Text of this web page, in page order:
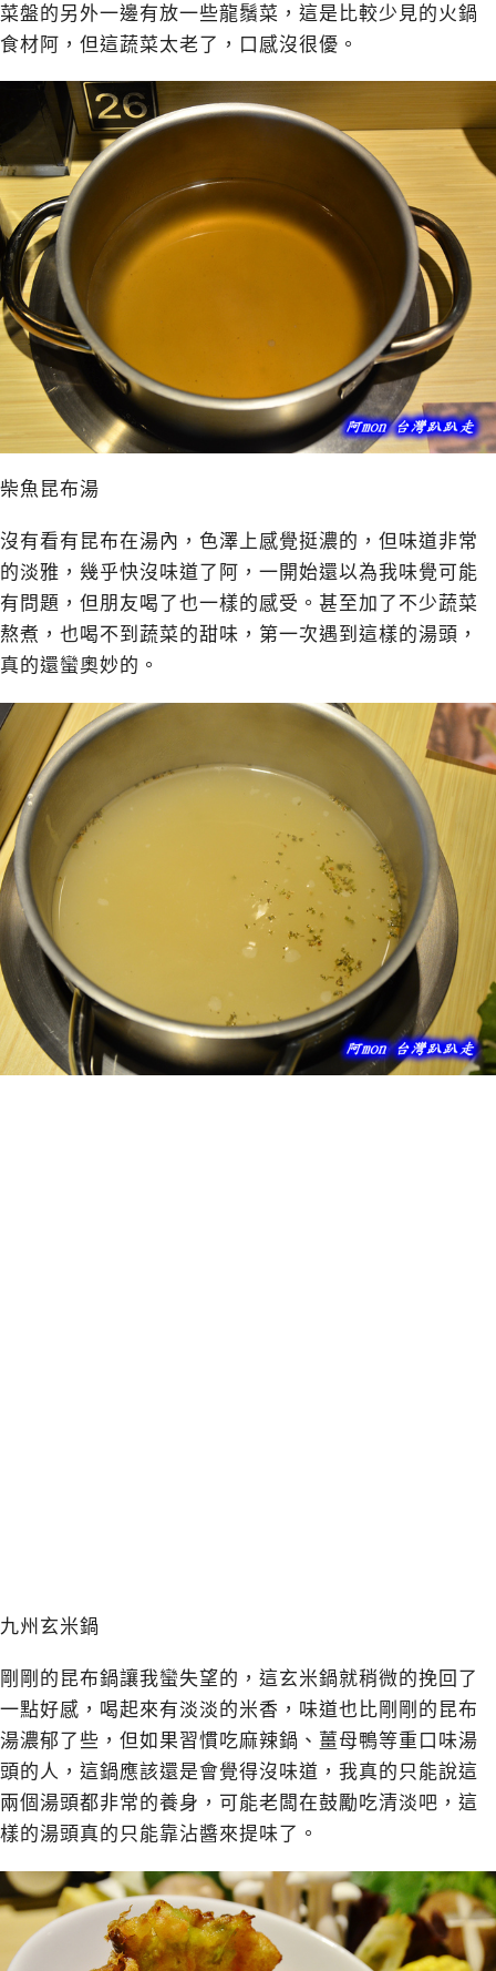
菜盤的另外一邊有放一些龍鬚菜，這是比較少見的火鍋
食材阿，但這蔬菜太老了，口感沒很優。
柴魚昆布湯
沒有看有昆布在湯內，色澤上感覺挺濃的，但味道非常
的淡雅，幾乎快沒味道了阿，一開始還以為我味覺可能
有問題，但朋友喝了也一樣的感受。甚至加了不少蔬菜
熬煮，也喝不到蔬菜的甜味，第一次遇到這樣的湯頭，
真的還蠻奧妙的。
九州玄米鍋
剛剛的昆布鍋讓我蠻失望的，這玄米鍋就稍微的挽回了
一點好感，喝起來有淡淡的米香，味道也比剛剛的昆布
湯濃郁了些，但如果習慣吃麻辣鍋、薑母鴨等重口味湯
頭的人，這鍋應該還是會覺得沒味道，我真的只能說這
兩個湯頭都非常的養身，可能老闆在鼓勵吃清淡吧，這
樣的湯頭真的只能靠沾醬來提味了。